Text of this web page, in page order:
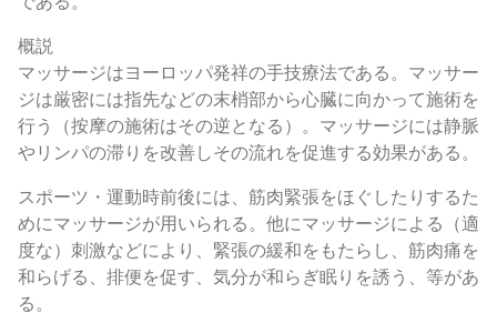
概説
マッサージはヨーロッパ発祥の手技療法である。マッサー
ジは厳密には指先などの末梢部から心臓に向かって施術を
行う（按摩の施術はその逆となる）。マッサージには静脈
やリンパの滞りを改善しその流れを促進する効果がある。
スポーツ・運動時前後には、筋肉緊張をほぐしたりするた
めにマッサージが用いられる。他にマッサージによる（適
度な）刺激などにより、緊張の緩和をもたらし、筋肉痛を
和らげる、排便を促す、気分が和らぎ眠りを誘う、等があ
る。